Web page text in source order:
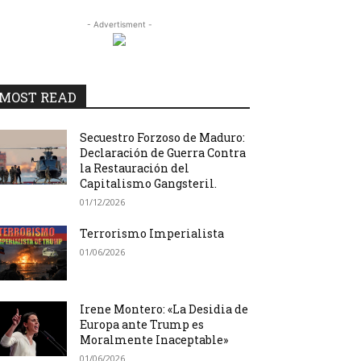
- Advertisment -
READ
Secuestro Forzoso de Maduro:
Declaración de Guerra Contra
la Restauración del
Capitalismo Gangsteril.
01/12/2026
Terrorismo Imperialista
01/06/2026
Irene Montero: «La Desidia de
Europa ante Trump es
Moralmente Inaceptable»
01/06/2026